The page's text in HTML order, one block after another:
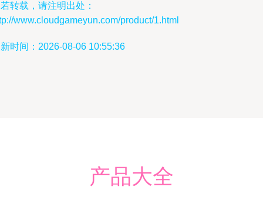
转载，请注明出处：
www.cloudgameyun.com/product/1.html
时间：2026-08-06 10:55:36
产品大全